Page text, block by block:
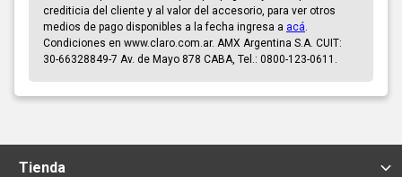
crediticia del cliente y al valor del accesorio, para ver otros
medios de pago disponibles a la fecha ingresa a acá
Condiciones en www.claro.com.ar. AMX Argentina S.A. CUIT:
30-66328849-7 Av. de Mayo 878 CABA, Tel.: 0800-123-0611.
Tienda